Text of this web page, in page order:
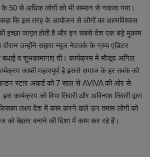
50 से अधिक लोगों को भी सम्मान से नवाजा गया।
कि इस तरह के आयोजन से लोगों का आत्मविश्वास
इच्छा जागृत होती है और इन सबसे देश एक बड़े मुकाम
उन्होंने सहारा न्यूज नेटवर्क के ग्रुप एडिटर
व शुभकामानाएं दी। कार्यक्रम में मौजूद अनिल
काफी महत्वपूर्ण है इससे समाज के हर तबके को
स्टार अवार्ड को 7 साल से AVIVA की ओर से
कार्यक्रम को विभा तिवारी और अविनाश तिवारी द्वारा
लक्ष्य देश में काम करने वाले उन तमाम लोगों को
को बेहतर बनाने की दिशा में काम कर रहे हैं।